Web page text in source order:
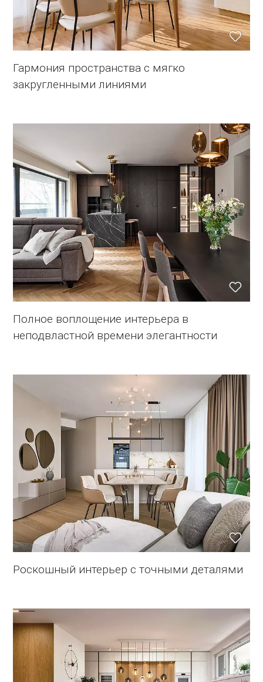
Гармония пространства с мягко
закругленными линиями
Полное воплощение интерьера в
неподвластной времени элегантности
Роскошный интерьер с точными деталями